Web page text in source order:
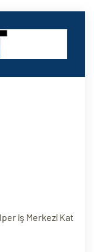
iş Merkezi Kat